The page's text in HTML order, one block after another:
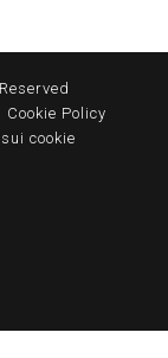
Cookie Policy
cookie